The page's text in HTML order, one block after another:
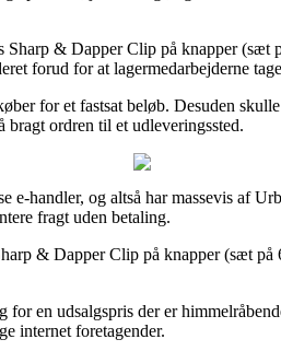
& Dapper Clip på knapper
forud for at lagermedarbejderne
for et fastsat beløb. Desuden
ordren til et udleveringssted.
handler, og altså har massevis af
fragt uden betaling.
& Dapper Clip på knapper (sæt
en udsalgspris der er
internet foretagender.